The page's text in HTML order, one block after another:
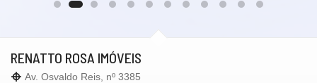
RENATTO ROSA IMÓVEIS
Av. Osvaldo Reis, nº 3385